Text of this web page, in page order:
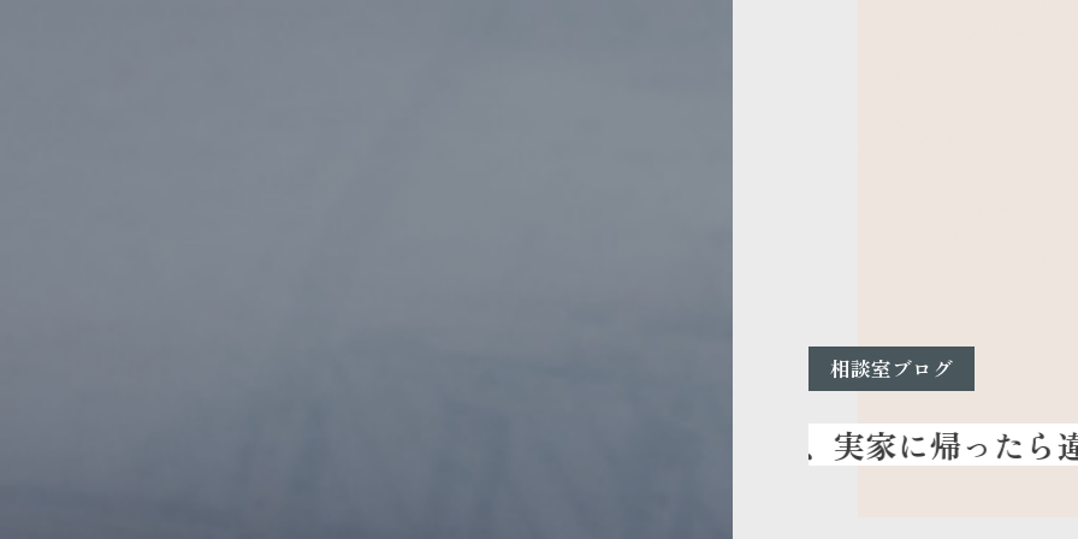
相談室ブログ